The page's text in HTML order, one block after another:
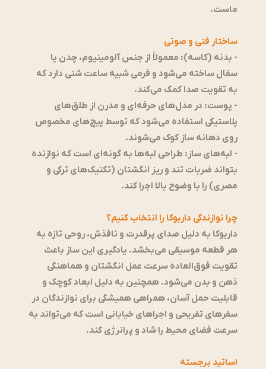
ماست.
ساختار فنی و صوتی
- بدنه (کاسه): معمولاً از جنس آلومینیوم، چدن یا
سفال ساخته می‌شود و فرمی شبیه ساعت شنی دارد که
به تقویت صدا کمک می‌کند.
- پوست: در مدل‌های حرفه‌ای و مدرن از طلق‌های
پلاستیکی استفاده می‌شود که توسط پیچ‌های مخصوص
روی دهانه ساز کوک می‌شوند.
- لبه‌های ساز: طراحی لبه‌ها به گونه‌ای است که نوازنده
بتواند ضربات تند و ریز انگشتان (تکنیک‌های ترکی و
مصری) را با وضوح بالا اجرا کند.
چرا نوازندگی داربوکا را انتخاب کنیم؟
داربوکا به دلیل صدای پرقدرت و نافذش، روحی تازه به
هر قطعه موسیقی می‌بخشد. یادگیری این ساز باعث
تقویت فوق‌العاده سرعت عمل انگشتان و هماهنگی
ذهن و بدن می‌شود. همچنین به دلیل ابعاد کوچک و
قابلیت حمل آسان، همراهی همیشگی برای نوازندگان در
سفرهای تفریحی و اجراهای خیابانی است که می‌تواند به
سرعت فضای محیط را شاد و پرانرژی کند.
اساتید برجسته